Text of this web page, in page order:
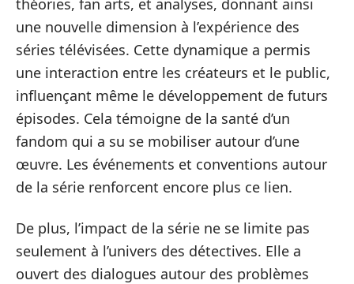
théories, fan arts, et analyses, donnant ainsi
une nouvelle dimension à l’expérience des
séries télévisées. Cette dynamique a permis
une interaction entre les créateurs et le public,
influençant même le développement de futurs
épisodes. Cela témoigne de la santé d’un
fandom qui a su se mobiliser autour d’une
œuvre. Les événements et conventions autour
de la série renforcent encore plus ce lien.
De plus, l’impact de la série ne se limite pas
seulement à l’univers des détectives. Elle a
ouvert des dialogues autour des problèmes